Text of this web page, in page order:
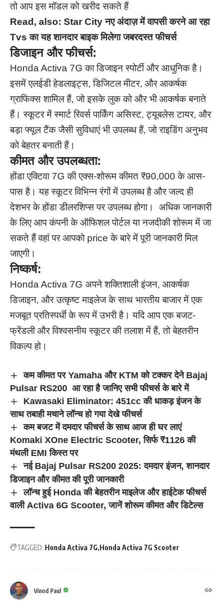
तो आप इस मॉडल को खरीद सकते हैं
Read, also: Star City नए अंदाज़ में वापसी करने आ रहा
Tvs का यह शानदार बाइक मिलेगा जबरदस्त फीचर्स
डिजाइन और फीचर्स:
Honda Activa 7G का डिजाइन स्पोर्टी और आधुनिक है।
इसमें एलईडी हेडलाइट्स, डिजिटल मीटर, और आकर्षक
ग्राफिक्स शामिल हैं, जो इसके लुक को और भी आकर्षक बनाते
हैं। स्कूटर में स्मार्ट रिवर्स पार्किंग असिस्ट, ट्यूबलेस टायर, और
बड़ा फ्यूल टैंक जैसी सुविधाएं भी उपलब्ध हैं, जो राइडिंग अनुभव
को बेहतर बनाती हैं।
कीमत और उपलब्धता:
होंडा एक्टिवा 7G की एक्स-शोरूम कीमत ₹90,000 के आस-
पास है। यह स्कूटर विभिन्न रंगों में उपलब्ध है और जल्द ही
देशभर के होंडा डीलरशिप्स पर उपलब्ध होगा। अधिक जानकारी
के लिए आप कंपनी के ऑफिशल पोर्टल या नजदीकी शोरूम में जा
सकते हैं वहां पर आपको price के बारे में पूरी जानकारी मिल
जाएगी।
निष्कर्ष:
Honda Activa 7G अपने शक्तिशाली इंजन, आकर्षक
डिजाइन, और उत्कृष्ट माइलेज के साथ भारतीय बाजार में एक
मजबूत प्रतिस्पर्धी के रूप में उभरी है। यदि आप एक बजट-
फ्रेंडली और विश्वसनीय स्कूटर की तलाश में हैं, तो बेहतरीन
विकल्प हो।
कम कीमत पर Yamaha और KTM को टक्कर देने Bajaj
Pulsar RS200 आ रहा है जानिए सभी फीचर्स के बारे में
Kawasaki Eliminator: 451cc की धाकड़ इंजन के
साथ तबाही मचाने लॉन्च हो गया देखे फीचर्स
कम बजट में दमदार फीचर्स के साथ आज ही घर लाएं
Komaki XOne Electric Scooter, सिर्फ ₹1126 की
मंथली EMI किस्त पर
नई Bajaj Pulsar RS200 2025: दमदार इंजन, शानदार
डिजाइन और कीमत की पूरी जानकारी
लॉन्च हुई Honda की बेहतरीन माइलेज और हाईटेक फीचर्स
वाली Activa 6G Scooter, जानें शोरूम कीमत और डिटेल्स
TAGGED: Honda Activa 7G Honda Activa 7G Scooter
Vinod Paul